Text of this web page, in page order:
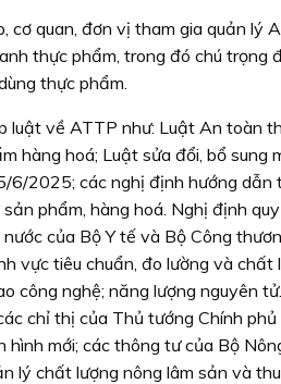
cơ quan, đơn vị tham gia quản lý
thực phẩm, trong đó chú trọng
thực phẩm.
luật về ATTP như: Luật An toàn
hàng hoá; Luật sửa đổi, bổ sung
2025; các nghị định hướng dẫn
phẩm, hàng hoá. Nghị định
của Bộ Y tế và Bộ Công
vực tiêu chuẩn, đo lường và chất
công nghệ; năng lượng nguyên
chỉ thị của Thủ tướng Chính
mới; các thông tư của Bộ
lý chất lượng nông lâm sản và